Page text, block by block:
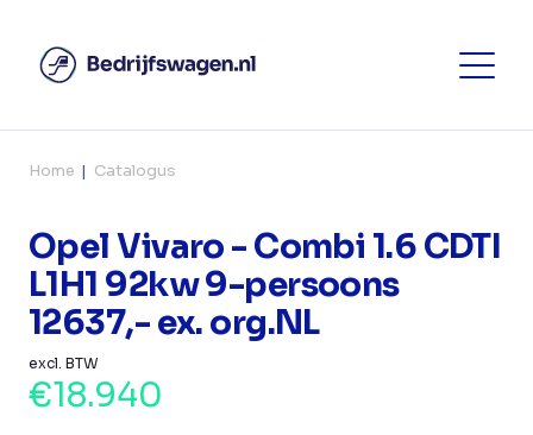
Home Catalogus
Opel Vivaro - Combi 1.6 CDTI
L1H1 92kw 9-persoons
12637,- ex. org.NL
excl. BTW
€18.940